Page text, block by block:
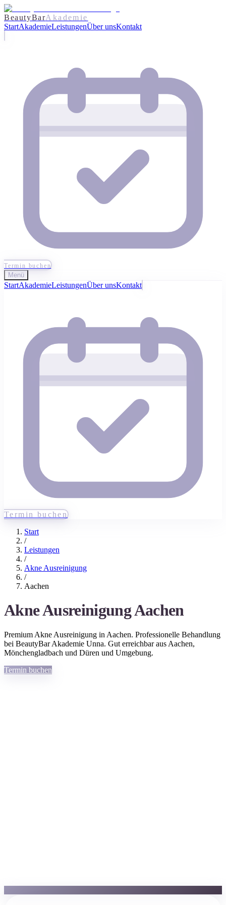
BeautyBarAkademie
StartAkademieLeistungenÜber unsKontakt
Termin buchen
Menü
StartAkademieLeistungenÜber unsKontakt
Termin buchen
Start
/
Leistungen
/
Akne Ausreinigung
/
Aachen
Akne AusreinigungAachen
Premium Akne Ausreinigung in Aachen. Professionelle Behandlung
bei BeautyBar Akademie Unna. Gut erreichbar aus Aachen,
Mönchengladbach und Düren und Umgebung.
Termin buchen